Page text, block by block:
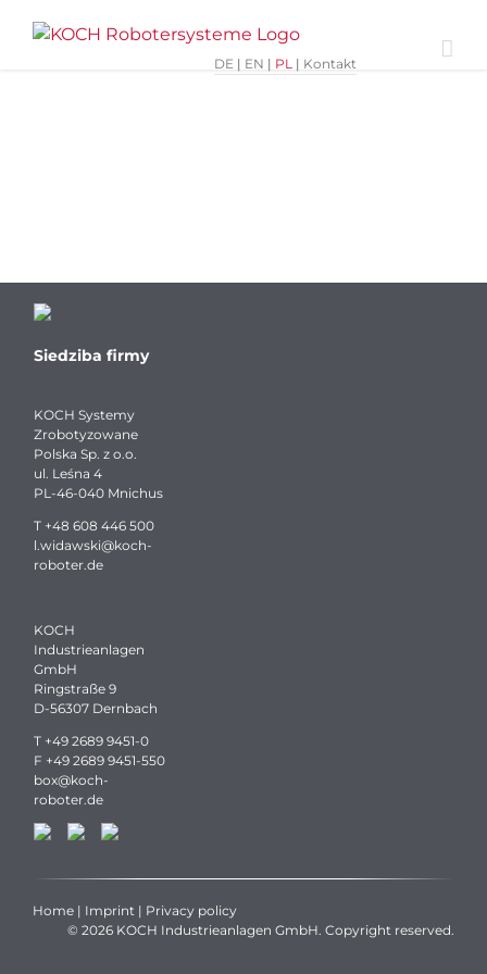
DE | EN | PL | Kontakt
Siedziba firmy
KOCH Systemy
Zrobotyzowane
Polska Sp. z o.o.
ul. Leśna 4
PL-46-040 Mnichus
T +48 608 446 500
l.widawski@koch-
roboter.de
KOCH
Industrieanlagen
GmbH
Ringstraße 9
D-56307 Dernbach
T +49 2689 9451-0
F +49 2689 9451-550
box@koch-
roboter.de
Home | Imprint | Privacy policy
© 2026 KOCH Industrieanlagen GmbH. Copyright reserved.